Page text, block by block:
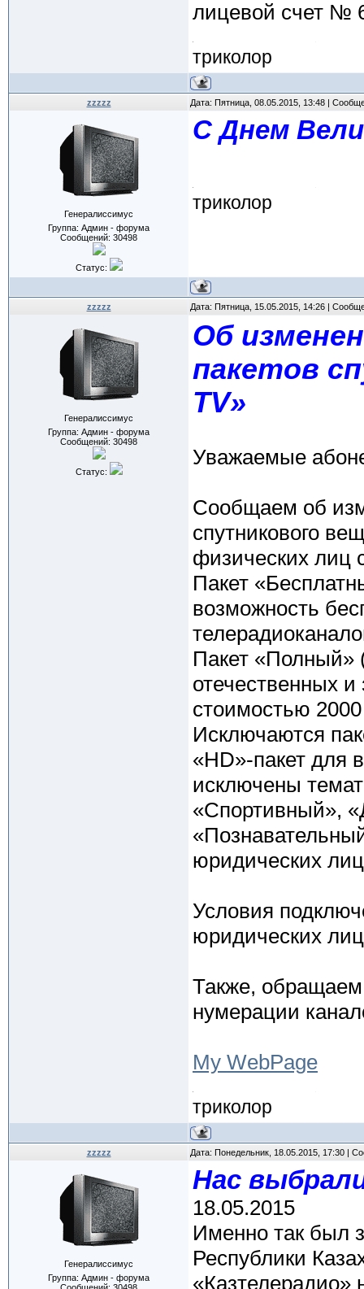
лицевой счет №
триколор
zzzzz Дата: Пятница, 08.05.2015, 13:48 |
Генералиссимус
Группа: Админ - форума
Сообщений: 30498
Статус:
С Днем
триколор
zzzzz Дата: Пятница, 15.05.2015, 14:26 |
Генералиссимус
Группа: Админ - форума
Сообщений: 30498
Статус:
Об
пакетов
TV»
Уважаемые
Сообщаем об
спутникового
физических лиц
Пакет
возможность
Пакет «Полный»
отечественных
стоимостью
Исключаются
«HD»-пакет для
исключены
«Спортивный»,
юридических
Условия
юридических
Также,
нумерации
My WebPage
триколор
zzzzz Дата: Понедельник, 18.05.2015, 17:30 |
Генералиссимус
Группа: Админ - форума
Нас
18.05.2015
Именно так был
Республики
«Казтелерадио»